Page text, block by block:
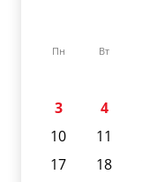
Пн Вт
3
4
10
11
17
18